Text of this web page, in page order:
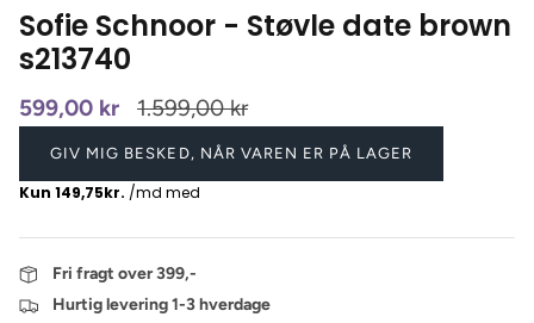
Sofie Schnoor - Støvle date brown
s213740
599,00 kr 1.599,00 kr
GIV MIG BESKED, NÅR VAREN ER PÅ LAGER
Fri fragt over 399,-
Hurtig levering 1-3 hverdage